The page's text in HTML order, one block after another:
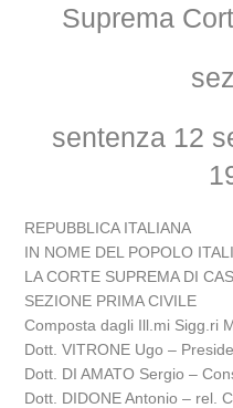
Suprema
sentenza 12
REPUBBLICA ITALIANA
IN NOME DEL POPOLO
LA CORTE SUPREMA DI
SEZIONE PRIMA CIVILE
Composta dagli Ill.mi Sigg.ri
Dott. VITRONE Ugo –
Dott. DI AMATO Sergio –
Dott. DIDONE Antonio – rel.